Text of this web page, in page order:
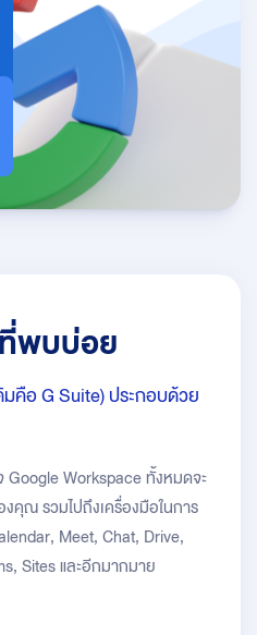
พบบ่อย
คือ G Suite) ประกอบด้วย
Google Workspace ทั้งหมดจะ
คุณ รวมไปถึงเครื่องมือในการ
Meet, Chat, Drive,
Sites และอีกมากมาย